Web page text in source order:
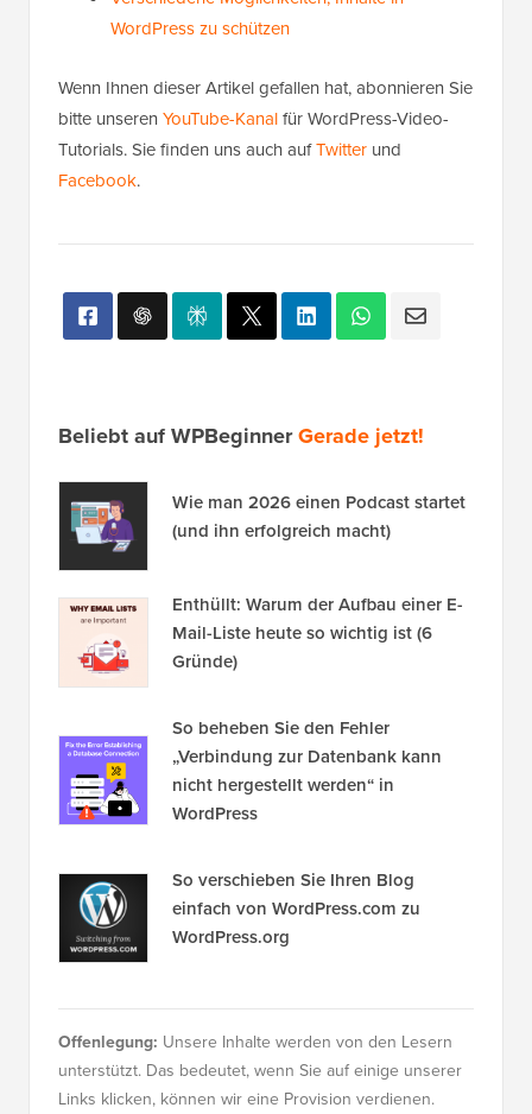
WordPress zu schützen
Wenn Ihnen dieser Artikel gefallen hat, abonnieren Sie
bitte unseren YouTube-Kanalfür WordPress-Video-
Tutorials. Sie finden uns auch aufTwitter und
Facebook.
Beliebt auf WPBeginnerGerade jetzt!
Wie man 2026 einen Podcast startet
(und ihn erfolgreich macht)
Enthüllt: Warum der Aufbau einer E-
Mail-Liste heute so wichtig ist (6
Gründe)
So beheben Sie den Fehler
„Verbindung zur Datenbank kann
nicht hergestellt werden“ in
WordPress
So verschieben Sie Ihren Blog
einfach von WordPress.com zu
WordPress.org
Offenlegung: Unsere Inhalte werden von den Lesern
unterstützt. Das bedeutet, wenn Sie auf einige unserer
Links klicken, können wir eine Provision verdienen.